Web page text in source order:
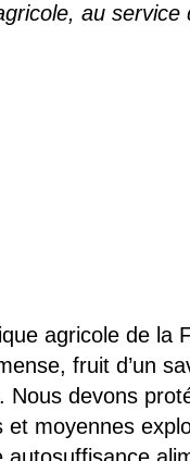
au service
agricole de la
fruit d’un
Nous devons
moyennes